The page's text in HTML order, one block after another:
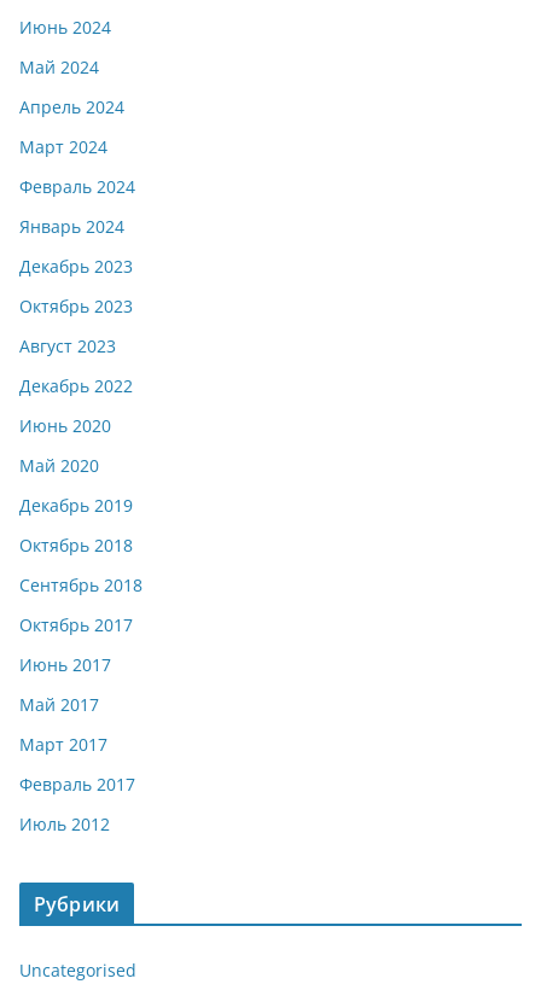
Июнь 2024
Май 2024
Апрель 2024
Март 2024
Февраль 2024
Январь 2024
Декабрь 2023
Октябрь 2023
Август 2023
Декабрь 2022
Июнь 2020
Май 2020
Декабрь 2019
Октябрь 2018
Сентябрь 2018
Октябрь 2017
Июнь 2017
Май 2017
Март 2017
Февраль 2017
Июль 2012
Рубрики
Uncategorised